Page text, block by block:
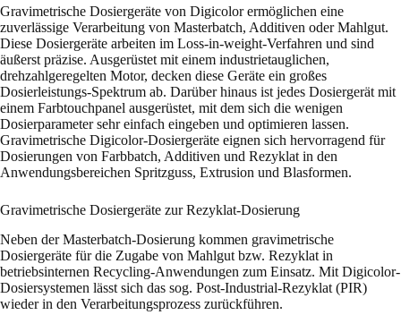
Gravimetrische Dosiergeräte von Digicolor ermöglichen eine
zuverlässige Verarbeitung von Masterbatch, Additiven oder Mahlgut.
Diese Dosiergeräte arbeiten im Loss-in-weight-Verfahren und sind
äußerst präzise. Ausgerüstet mit einem industrietauglichen,
drehzahlgeregelten Motor, decken diese Geräte ein großes
Dosierleistungs-Spektrum ab. Darüber hinaus ist jedes Dosiergerät mit
einem Farbtouchpanel ausgerüstet, mit dem sich die wenigen
Dosierparameter sehr einfach eingeben und optimieren lassen.
Gravimetrische Digicolor-Dosiergeräte eignen sich hervorragend für
Dosierungen von Farbbatch, Additiven und Rezyklat in den
Anwendungsbereichen Spritzguss, Extrusion und Blasformen.
Gravimetrische Dosiergeräte zur Rezyklat-Dosierung
Neben der Masterbatch-Dosierung kommen gravimetrische
Dosiergeräte für die Zugabe von Mahlgut bzw. Rezyklat in
betriebsinternen Recycling-Anwendungen zum Einsatz. Mit Digicolor-
Dosiersystemen lässt sich das sog. Post-Industrial-Rezyklat (PIR)
wieder in den Verarbeitungsprozess zurückführen.